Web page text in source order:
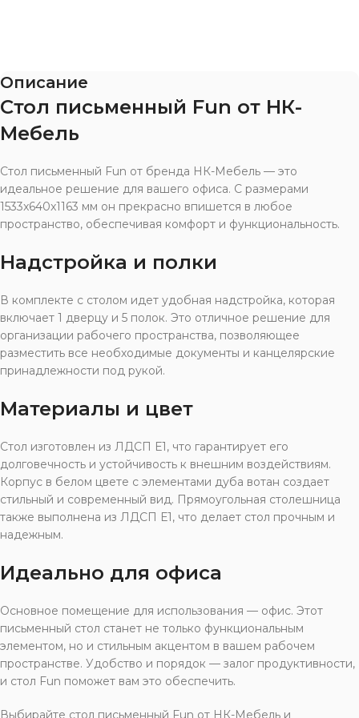
Описание
Стол письменный Fun от НК-
Мебель
Стол письменный Fun от бренда НК-Мебель — это
идеальное решение для вашего офиса. С размерами
1533x640x1163 мм он прекрасно впишется в любое
пространство, обеспечивая комфорт и функциональность.
Надстройка и полки
В комплекте с столом идет удобная надстройка, которая
включает 1 дверцу и 5 полок. Это отличное решение для
организации рабочего пространства, позволяющее
разместить все необходимые документы и канцелярские
принадлежности под рукой.
Материалы и цвет
Стол изготовлен из ЛДСП Е1, что гарантирует его
долговечность и устойчивость к внешним воздействиям.
Корпус в белом цвете с элементами дуба вотан создает
стильный и современный вид. Прямоугольная столешница
также выполнена из ЛДСП Е1, что делает стол прочным и
надежным.
Идеально для офиса
Основное помещение для использования — офис. Этот
письменный стол станет не только функциональным
элементом, но и стильным акцентом в вашем рабочем
пространстве. Удобство и порядок — залог продуктивности,
и стол Fun поможет вам это обеспечить.
Выбирайте стол письменный Fun от НК-Мебель и